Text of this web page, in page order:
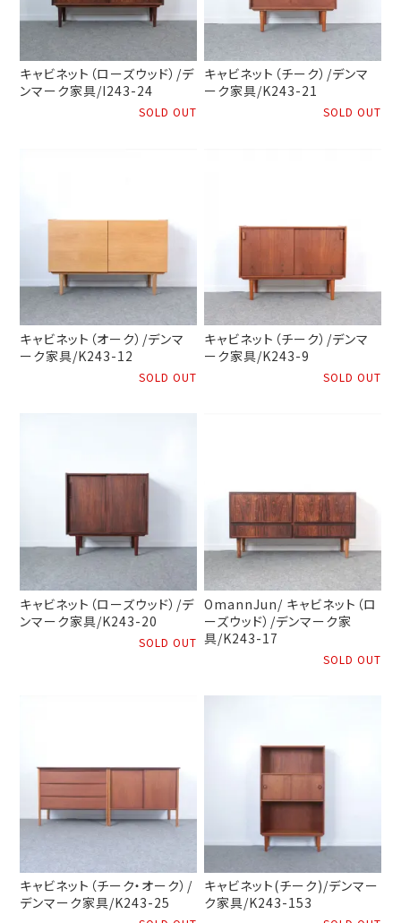
キャビネット（ローズウッド）/デ
ンマーク家具/I243-24
SOLD OUT
キャビネット（チーク）/デンマ
ーク家具/K243-21
SOLD OUT
キャビネット（オーク）/デンマ
ーク家具/K243-12
SOLD OUT
キャビネット（チーク）/デンマ
ーク家具/K243-9
SOLD OUT
キャビネット（ローズウッド）/デ
ンマーク家具/K243-20
SOLD OUT
OmannJun/ キャビネット（ロ
ーズウッド）/デンマーク家
具/K243-17
SOLD OUT
キャビネット（チーク・オーク）/
デンマーク家具/K243-25
キャビネット(チーク)/デンマー
ク家具/K243-153